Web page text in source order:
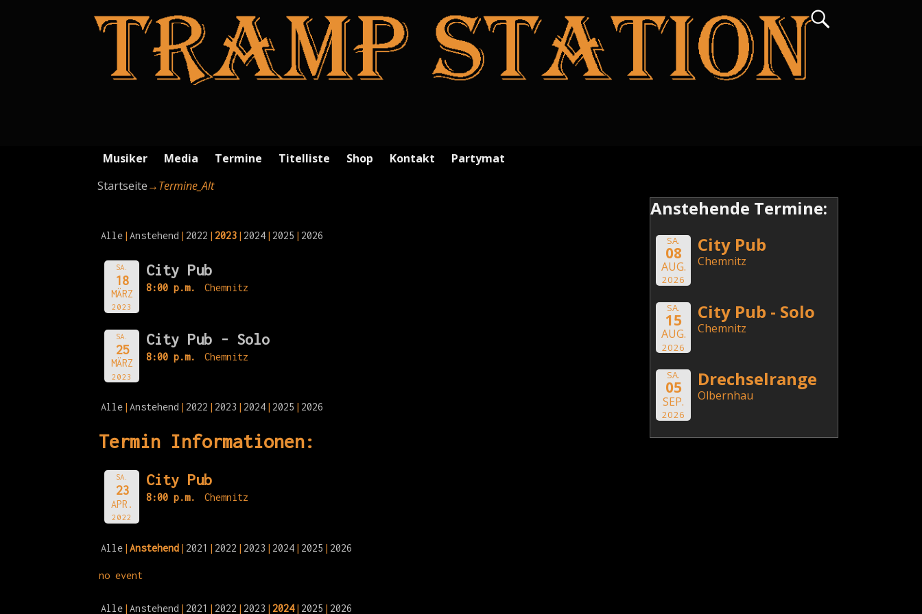
Musiker Media Termine Titelliste Shop Kontakt
Partymat
Startseite→Termine_Alt
Alle Anstehend 2022 2023 2024 2025 2026
SA.
18
MÄRZ
2023
City Pub
8:00 p.m. Chemnitz
SA.
25
MÄRZ
2023
City Pub - Solo
8:00 p.m. Chemnitz
Alle Anstehend 2022 2023 2024 2025 2026
Termin Informationen:
SA.
23
APR.
2022
City Pub
8:00 p.m. Chemnitz
Alle Anstehend 2021 2022 2023 2024 2025 2026
no event
Alle Anstehend 2021 2022 2023 2024 2025 2026
Anstehende Termine:
SA.
08
AUG.
2026
City Pub
Chemnitz
SA.
15
AUG.
2026
City Pub - Solo
Chemnitz
SA.
05
SEP.
2026
Drechselrange
Olbernhau